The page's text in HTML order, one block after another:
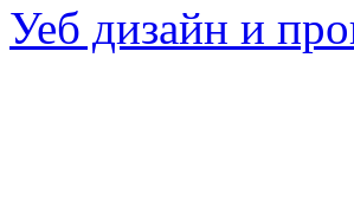
Уеб дизайн и